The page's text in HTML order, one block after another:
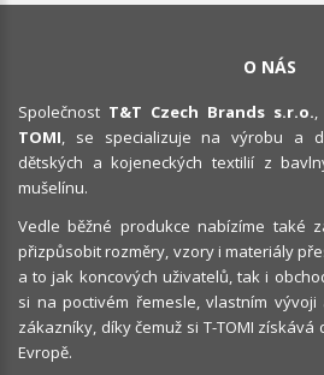
O NÁS
Společnost T&T Czech Brands s.r.o.
TOMI , se specializuje na výrobu a
dětských a kojeneckých textilií z
mušelínu.
Vedle běžné produkce nabízíme také
přizpůsobit rozměry, vzory i materiály
a to jak koncových uživatelů, tak i
si na poctivém řemesle, vlastním
zákazníky, díky čemuž si T-TOMI
Evropě.